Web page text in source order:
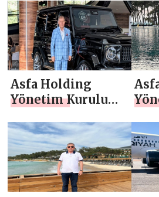
Atasoy `dan
Regaib Kandili
Mesajı
Asfa Holding
Yönetim Kurulu
Atasoy `dan 10
Aralık Dünya İnsan
Hakları Günü
Mesajı